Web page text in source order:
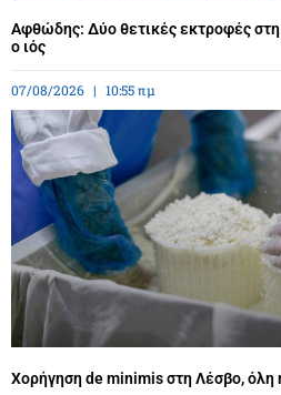
Αφθώδης: Δύο θετικές εκτροφές
ο ιός
07/08/2026 10:55 πμ
Χορήγηση de minimis στη Λέσβο, όλη